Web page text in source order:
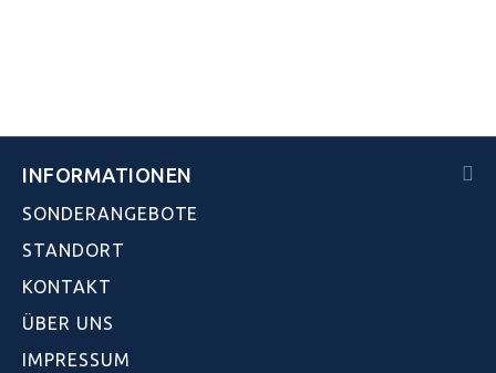
INFORMATIONEN
SONDERANGEBOTE
STANDORT
KONTAKT
ÜBER UNS
IMPRESSUM